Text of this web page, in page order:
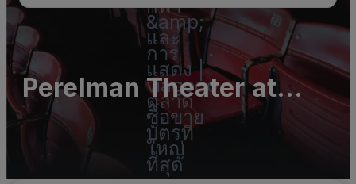
กีฬา
&amp;
และ
การ
แสดง |
viagogo
ตลาด
ซื้อขาย
บัตรที่
ใหญ่
ที่สุด
Perelman Theater at
Kimmel Cultural Campus
Parking Lots (InActive)